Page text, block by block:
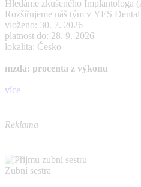
Hledáme zkušeného Implantologa
Rozšiřujeme náš tým v YES
vloženo: 30. 7. 2026
platnost do: 28. 9. 2026
lokalita: Česko
mzda: procenta z výkonu
více
Reklama
Zubní sestra